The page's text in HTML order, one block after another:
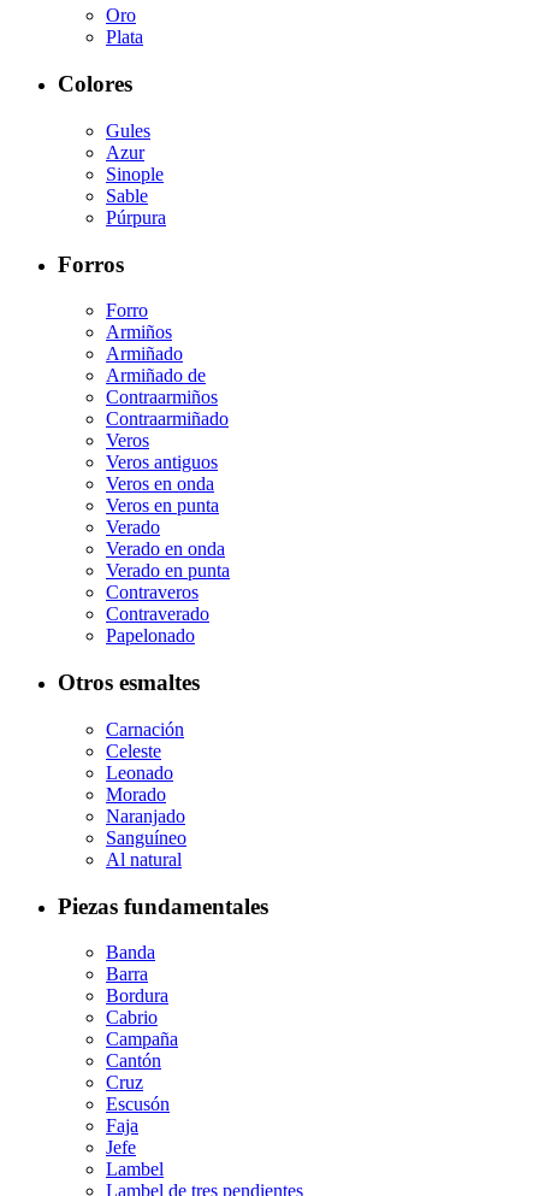
Oro
Plata
Colores
Gules
Azur
Sinople
Sable
Púrpura
Forros
Forro
Armiños
Armiñado
Armiñado de
Contraarmiños
Contraarmiñado
Veros
Veros antiguos
Veros en onda
Veros en punta
Verado
Verado en onda
Verado en punta
Contraveros
Contraverado
Papelonado
Otros esmaltes
Carnación
Celeste
Leonado
Morado
Naranjado
Sanguíneo
Al natural
Piezas fundamentales
Banda
Barra
Bordura
Cabrio
Campaña
Cantón
Cruz
Escusón
Faja
Jefe
Lambel
Lambel de tres pendientes